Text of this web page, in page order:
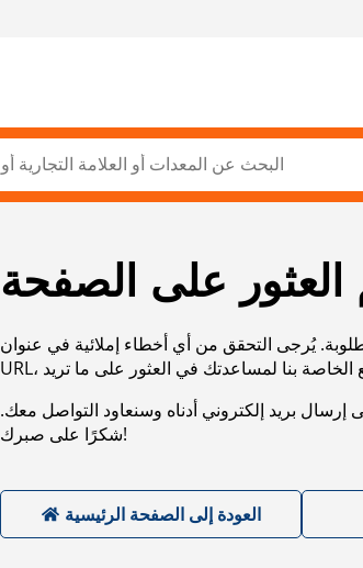
العثور على الصفحة
يُرجى التحقق من أي أخطاء إملائية في عنوان
بريد إلكتروني أدناه وسنعاود التواصل معك.
شكرًا على صبرك!
العودة إلى الصفحة الرئيسية